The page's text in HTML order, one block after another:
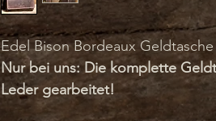
Edel Bison Bordeaux Geldtasche
Nur bei uns: Die komplette
Leder gearbeitet!
Natürlich mit allen bewährten